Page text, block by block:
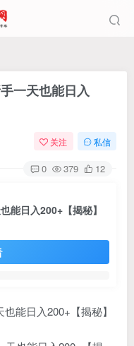
一天也能日入
关注 私信
0 379 12
能日入200+【揭秘】
能日入200+【揭秘】